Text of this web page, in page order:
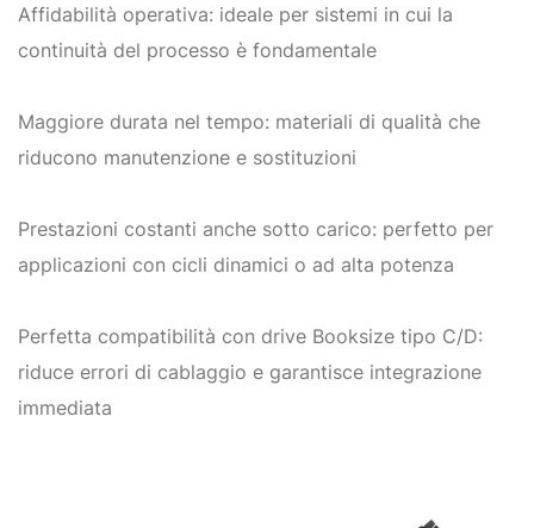
Affidabilità operativa: ideale per sistemi in cui la
continuità del processo è fondamentale
Maggiore durata nel tempo: materiali di qualità che
riducono manutenzione e sostituzioni
Prestazioni costanti anche sotto carico: perfetto per
applicazioni con cicli dinamici o ad alta potenza
Perfetta compatibilità con drive Booksize tipo C/D:
riduce errori di cablaggio e garantisce integrazione
immediata